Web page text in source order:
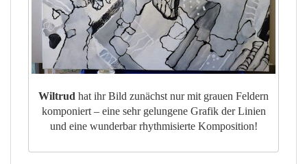
Wiltrud hat ihr Bild zunächst nur mit grauen Feldern
komponiert – eine sehr gelungene Grafik der Linien
und eine wunderbar rhythmisierte Komposition!